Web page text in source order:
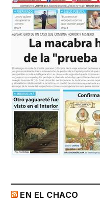
EN EL CHACO